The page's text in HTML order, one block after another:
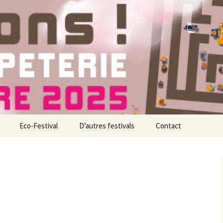
!
Eco-Festival D’autres festivals Contact